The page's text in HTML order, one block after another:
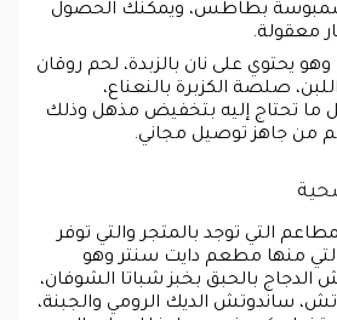
سمبوسة بطاطس، ويمكنك الحصول
معقولة.
يحتوي على نان بالزبدة، لحم روقان
صلصة الكزبرة بالنعناع،
تحتاج إليه بتخفيض مذهل وذلك
من جاهز توصيل مجاني.
التي توجد بالمتجر والتي توفر
منها مطعم دايت سنتر وهو
بالحبق بخبز شباتا الشوفان،
ساندوتش الديك الرومي والجبنة،